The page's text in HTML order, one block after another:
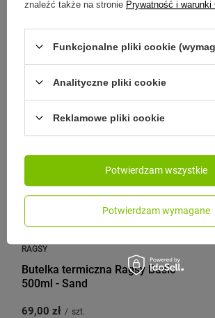
Zobacz
RAGSY
Butelka termiczna Ragsy Basic
500ml - Sand
69,00 zł / szt.
znaleźć także na stronie Prywatność i warunki
Funkcjonalne pliki cookie
Analityczne pliki cookie
Reklamowe pliki cookie
Potwierdzam wymagane
Potwierdzam wszystkie